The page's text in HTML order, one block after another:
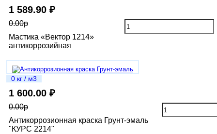
1 589.90 ₽
0.00р
Мастика «Вектор 1214»
антикоррозийная
0 кг / м3
1 600.00 ₽
0.00р
Антикоррозионная краска Грунт-эмаль
"КУРС 2214"